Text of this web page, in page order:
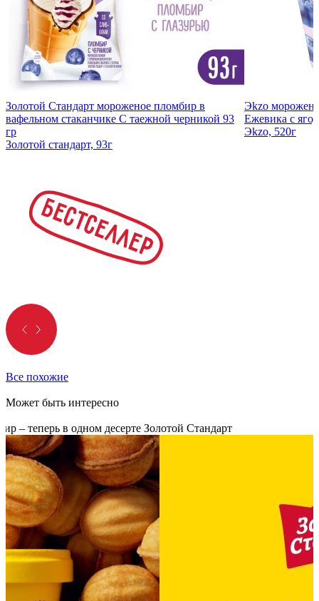
Золотой Стандарт мороженое пломбир в
вафельном стаканчике С таежной черникой 93
гр
Золотой стандарт, 93г
Эkzо
Ежевика с
Эkzо, 520г
Все похожие
Может быть интересно
– теперь в одном десерте Золотой Стандарт